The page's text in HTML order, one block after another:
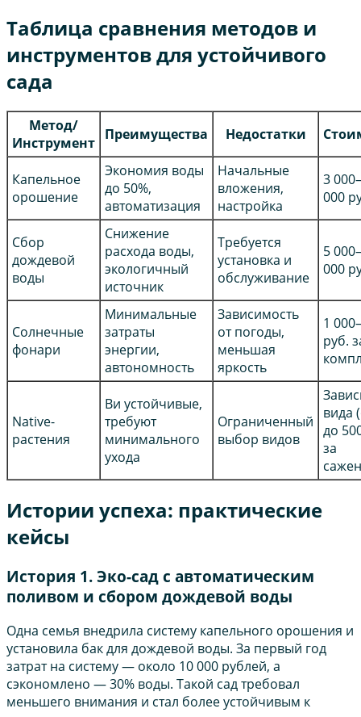
Таблица сравнения методов и
инструментов для устойчивого
сада
Метод/
Инструмент Преимущества Недостатки
Капельное
орошение
Экономия воды
до 50%,
автоматизация
Начальные
вложения,
настройка
3
000
Сбор
дождевой
воды
Снижение
расхода воды,
экологичный
источник
Требуется
установка и
обслуживание
5
000
Солнечные
фонари
Минимальные
затраты
энергии,
автономность
Зависимость
от погоды,
меньшая
яркость
1
руб.
Native-
растения
Ви устойчивые,
требуют
минимального
ухода
Ограниченный
выбор видов
вида
до
за
Истории успеха: практические
кейсы
История 1. Эко-сад с автоматическим
поливом и сбором дождевой воды
Одна семья внедрила систему капельного орошения и
установила бак для дождевой воды. За первый год
затрат на систему — около 10 000 рублей, а
сэкономлено — 30% воды. Такой сад требовал
меньшего внимания и стал более устойчивым к